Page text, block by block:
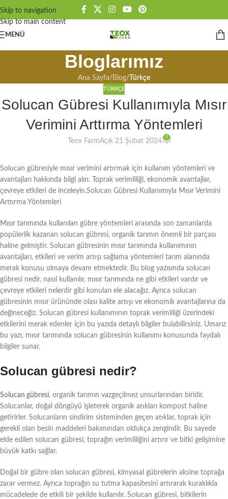
Skip to navigation
Skip to main content
MENÜ
Bloglarımız
Ana Sayfa/ Blog/ Türkçe
TÜRKÇE
Solucan Gübresi Kullanımıyla Mısır
Verimini Arttırma Yöntemleri
Teox FarmAçık 21 Şubat 2024
0
Solucan gübresiyle mısır verimini artırmak için kullanım yöntemleri ve
avantajları hakkında bilgi alın. Toprak verimliliği, ekonomik avantajlar,
çevreye etkileri de inceleyin.Solucan Gübresi Kullanımıyla Mısır Verimini
Arttırma Yöntemleri
Mısır tarımında kullanılan gübre yöntemleri arasında son zamanlarda
popülerlik kazanan solucan gübresi, organik tarımın önemli bir parçası
haline gelmiştir. Solucan gübresinin mısır tarımında kullanımının
avantajları, etkileri ve verim artışı sağlama yöntemleri tarım alanında
merak konusu olmaya devam etmektedir. Bu blog yazısında solucan
gübresi nedir, nasıl kullanılır, mısır tarımında ne gibi etkileri vardır ve
çevreye etkileri nelerdir gibi konuları ele alacağız. Ayrıca solucan
gübresinin mısır ürününde olası kalite artışı ve ekonomik avantajlarına da
değineceğiz. Solucan gübresi kullanımının toprak verimliliği üzerindeki
etkilerini merak edenler için bu yazıda detaylı bilgiler bulabilirsiniz. Umarız
bu yazı, mısır tarımında solucan gübresinin kullanımı konusunda faydalı
bilgiler sunar.
Solucan gübresi nedir?
Solucan gübresi, organik tarımın vazgeçilmez unsurlarından biridir.
Solucanlar, doğal döngüyü işleterek organik atıkları kompost haline
getirirler. Solucanların sindirim sisteminden geçen atıklar, toprak için
gerekli olan besin maddeleri bakımından oldukça zengindir. Bu sayede
elde edilen solucan gübresi, toprağın verimliliğini artırır ve bitki gelişimine
büyük katkı sağlar.
Doğal bir gübre olan solucan gübresi, kimyasal gübrelerin aksine toprağa
zarar vermez. Ayrıca toprağın su tutma kapasitesini artırarak kuraklıkla
mücadelede de etkili bir şekilde kullanılır. Solucan gübresi, bitkilerin